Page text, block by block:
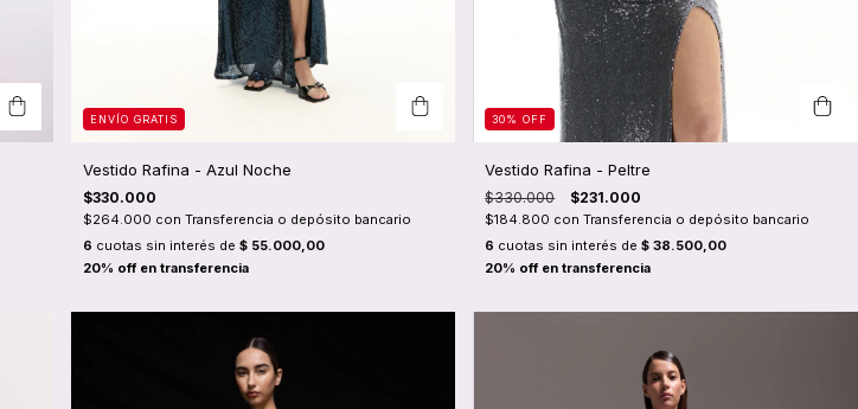
ENVÍO GRATIS
Vestido Rafina - Azul Noche
$330.000
$264.000 con Transferencia o depósito bancario
6 cuotas sin interés de $ 55.000,00
30%OFF
Vestido Rafina - Peltre
$330.000 $231.000
$184.800 con Transferencia o depósito bancario
6 cuotas sin interés de$ 38.500,00